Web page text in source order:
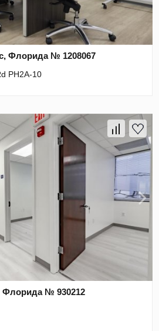
Флорида № 1208067
PH2A-10
№ 930212